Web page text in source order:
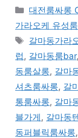
카
테
고
리
대전룸싸롱
가라오케 유성
태
그
갈마동가라
럽 , 갈마동룸bar,
동룸살롱, 갈마
셔츠룸싸롱, 갈
통룸싸롱, 갈마
블가게 , 갈마동
동퍼블릭룸싸롱,